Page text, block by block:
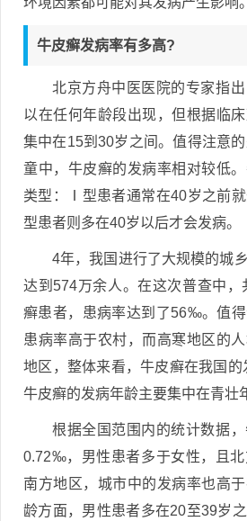
牛皮癣发病率有多高?
北京方舟中医医院的专家指
以在任何年龄段出现，但根据临
集中在15到30岁之间。值得注意
童中，牛皮癣的发病率相对较低
类型：Ⅰ型患者通常在40岁之前
型患者则多在40岁以后才会发病。
4年，我国进行了大规模的城
达到574万余人。在这次普查中，
癣患者，患病率达到了56‰。值
患病率高于农村，而高寒地区的
地区，整体来看，牛皮癣在我国的
牛皮癣的发病年龄主要集中在青壮
根据全国范围内的统计数据
0.72‰，男性患者多于女性，且
南方地区，城市中的发病率也高
龄方面，男性患者多在20至39岁